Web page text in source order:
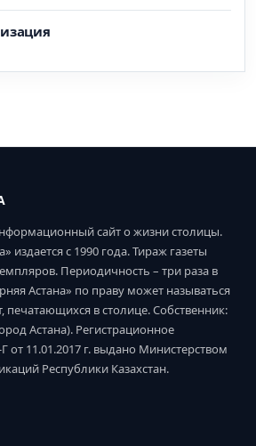
сайт о жизни столицы.
издается с 1990 года. Тираж газеты
Периодичность – три раза в
Астана» по праву может называться
печатающихся в столице. Собственник:
Астана). Регистрационное
от 11.01.2017 г. выдано Министерством
Республики Казахстан.